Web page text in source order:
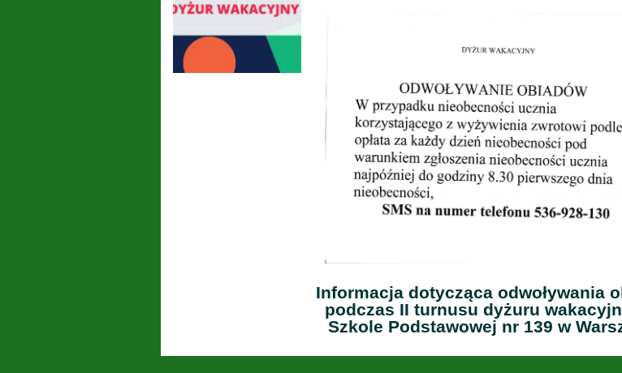
Informacja dotycząca odwoływania
podczas II turnusu dyżuru
Szkole Podstawowej nr 139 w